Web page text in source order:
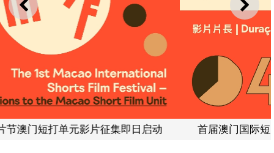
上一则 下一
首届澳门国际短片节澳门短打单元影片征集即日启